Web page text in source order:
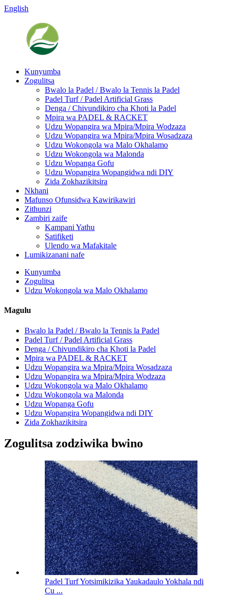
English
Kunyumba
Zogulitsa
Bwalo la Padel / Bwalo la Tennis la Padel
Padel Turf / Padel Artificial Grass
Denga / Chivundikiro cha Khoti la Padel
Mpira wa PADEL & RACKET
Udzu Wopangira wa Mpira/Mpira Wodzaza
Udzu Wopangira wa Mpira/Mpira Wosadzaza
Udzu Wokongola wa Malo Okhalamo
Udzu Wokongola wa Malonda
Udzu Wopanga Gofu
Udzu Wopangira Wopangidwa ndi DIY
Zida Zokhazikitsira
Nkhani
Mafunso Ofunsidwa Kawirikawiri
Zithunzi
Zambiri zaife
Kampani Yathu
Satifiketi
Ulendo wa Mafakitale
Lumikizanani nafe
Kunyumba
Zogulitsa
Udzu Wokongola wa Malo Okhalamo
Magulu
Bwalo la Padel / Bwalo la Tennis la Padel
Padel Turf / Padel Artificial Grass
Denga / Chivundikiro cha Khoti la Padel
Mpira wa PADEL & RACKET
Udzu Wopangira wa Mpira/Mpira Wosadzaza
Udzu Wopangira wa Mpira/Mpira Wodzaza
Udzu Wokongola wa Malo Okhalamo
Udzu Wokongola wa Malonda
Udzu Wopanga Gofu
Udzu Wopangira Wopangidwa ndi DIY
Zida Zokhazikitsira
Zogulitsa zodziwika bwino
Padel Turf Yotsimikizika Yaukadaulo Yokhala ndi
Cu ...